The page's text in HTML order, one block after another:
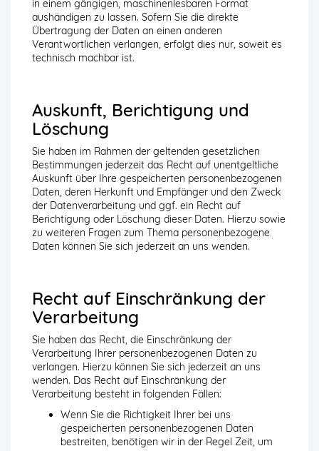
in einem gängigen, maschinenlesbaren Format
aushändigen zu lassen. Sofern Sie die direkte
Übertragung der Daten an einen anderen
Verantwortlichen verlangen, erfolgt dies nur, soweit es
technisch machbar ist.
Auskunft, Berichtigung und
Löschung
Sie haben im Rahmen der geltenden gesetzlichen
Bestimmungen jederzeit das Recht auf unentgeltliche
Auskunft über Ihre gespeicherten personenbezogenen
Daten, deren Herkunft und Empfänger und den Zweck
der Datenverarbeitung und ggf. ein Recht auf
Berichtigung oder Löschung dieser Daten. Hierzu sowie
zu weiteren Fragen zum Thema personenbezogene
Daten können Sie sich jederzeit an uns wenden.
Recht auf Einschränkung der
Verarbeitung
Sie haben das Recht, die Einschränkung der
Verarbeitung Ihrer personenbezogenen Daten zu
verlangen. Hierzu können Sie sich jederzeit an uns
wenden. Das Recht auf Einschränkung der
Verarbeitung besteht in folgenden Fällen:
Wenn Sie die Richtigkeit Ihrer bei uns
gespeicherten personenbezogenen Daten
bestreiten, benötigen wir in der Regel Zeit, um